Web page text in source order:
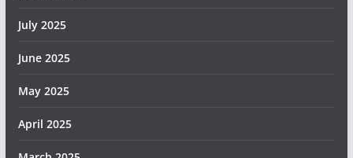
July 2025
June 2025
May 2025
April 2025